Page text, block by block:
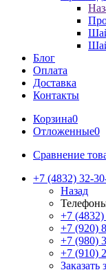
Блог
Оплата
Доставка
Контакты
Корзина0
Отложенные0
Сравнение
+7 (4832) 32-
Назад
+7
+7 (920)
+7 (980)
+7 (910)
Заказать